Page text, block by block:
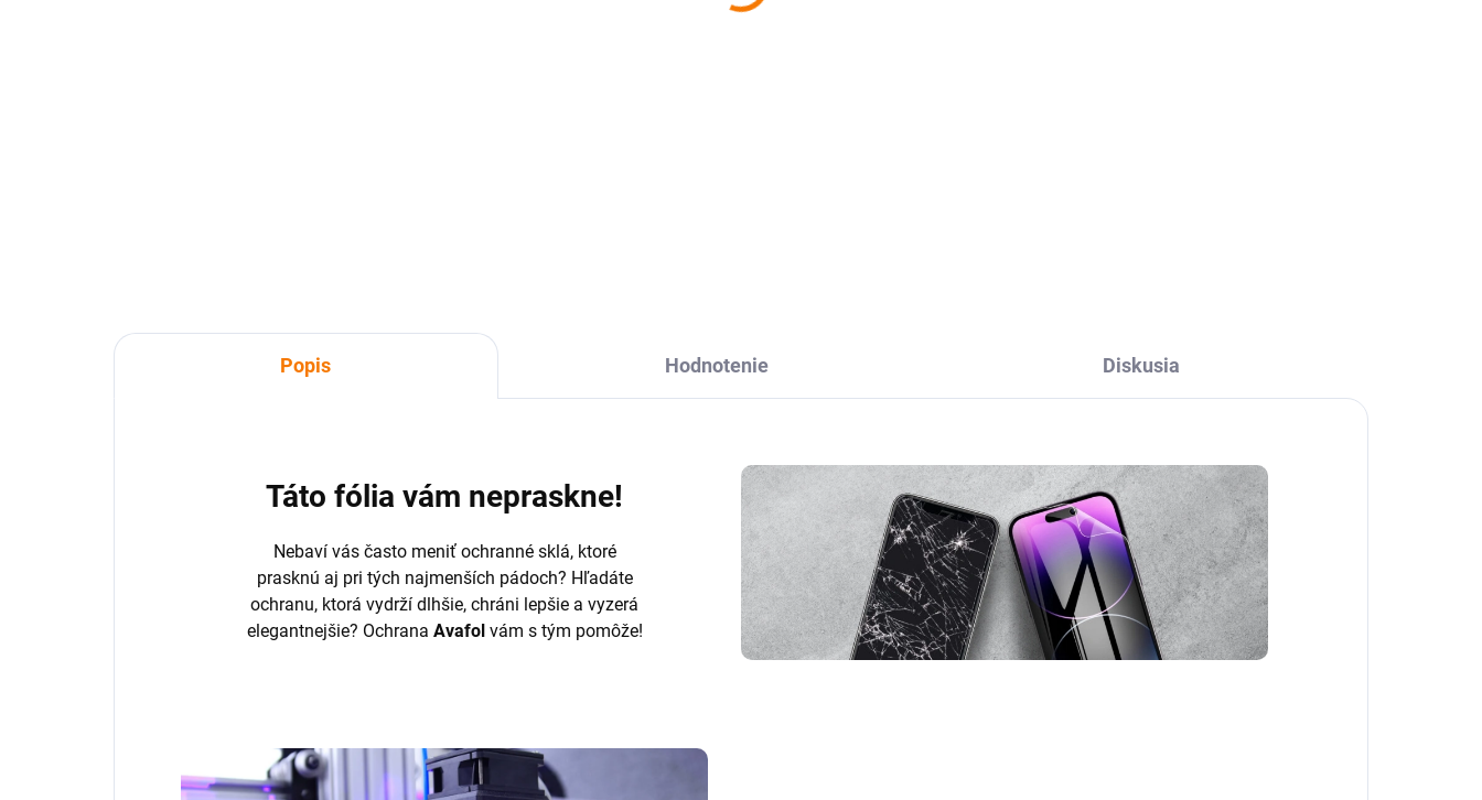
Popis Hodnotenie Diskusia
Táto fólia vám nepraskne!
Nebaví vás často meniť ochranné sklá, ktoré
prasknú aj pri tých najmenších pádoch? Hľadáte
ochranu, ktorá vydrží dlhšie, chráni lepšie a vyzerá
elegantnejšie? Ochrana Avafol vám s tým pomôže!